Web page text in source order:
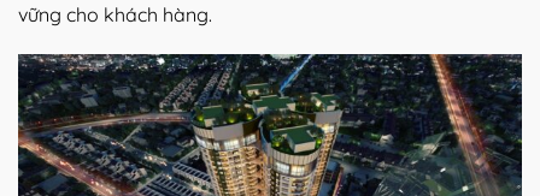
vững cho khách hàng.